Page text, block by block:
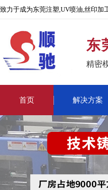
致力于成为东莞注塑,UV喷油,丝印加
东
精密
首页 解决方案